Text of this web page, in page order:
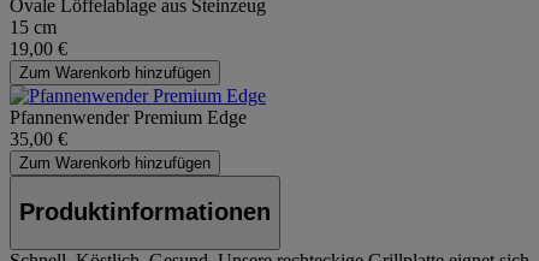
Ovale Löffelablage aus Steinzeug
15 cm
19,00 €
Zum Warenkorb hinzufügen
Pfannenwender Premium Edge
35,00 €
Zum Warenkorb hinzufügen
Produktinformationen